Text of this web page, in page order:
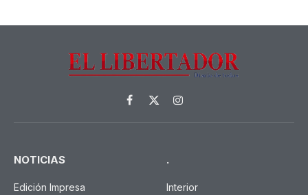
Facebook
X
(Twitter)
Instagram
NOTICIAS
Edición Impresa
.
Interior